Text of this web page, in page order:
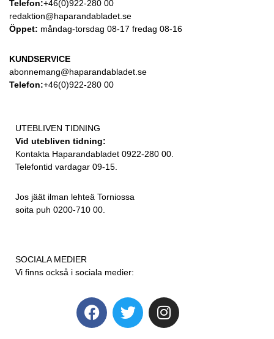
Telefon:+46(0)922-280 00
redaktion@haparandabladet.se
Öppet: måndag-torsdag 08-17 fredag 08-16
KUNDSERVICE
abonnemang@haparandabladet.se
Telefon:+46(0)922-280 00
UTEBLIVEN TIDNING
Vid utebliven tidning:
Kontakta Haparandabladet 0922-280 00.
Telefontid vardagar 09-15.
Jos jäät ilman lehteä Torniossa
soita puh 0200-710 00.
SOCIALA MEDIER
Vi finns också i sociala medier: